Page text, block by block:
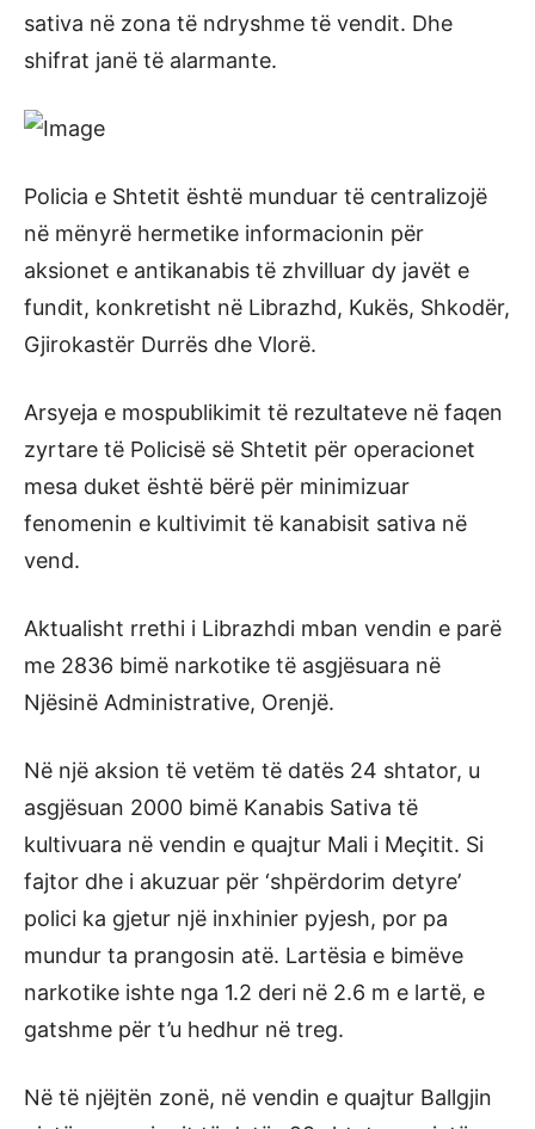
sativa në zona të ndryshme të vendit. Dhe
shifrat janë të alarmante.
Policia e Shtetit është munduar të centralizojë
në mënyrë hermetike informacionin për
aksionet e antikanabis të zhvilluar dy javët e
fundit, konkretisht në Librazhd, Kukës, Shkodër,
Gjirokastër Durrës dhe Vlorë.
Arsyeja e mospublikimit të rezultateve në faqen
zyrtare të Policisë së Shtetit për operacionet
mesa duket është bërë për minimizuar
fenomenin e kultivimit të kanabisit sativa në
vend.
Aktualisht rrethi i Librazhdi mban vendin e parë
me 2836 bimë narkotike të asgjësuara në
Njësinë Administrative, Orenjë.
Në një aksion të vetëm të datës 24 shtator, u
asgjësuan 2000 bimë Kanabis Sativa të
kultivuara në vendin e quajtur Mali i Meçitit. Si
fajtor dhe i akuzuar për ‘shpërdorim detyre’
polici ka gjetur një inxhinier pyjesh, por pa
mundur ta prangosin atë. Lartësia e bimëve
narkotike ishte nga 1.2 deri në 2.6 m e lartë, e
gatshme për t’u hedhur në treg.
Në të njëjtën zonë, në vendin e quajtur Ballgjin